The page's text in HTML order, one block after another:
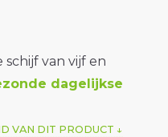
van vijf en
dagelijkse
VAN DIT PRODUCT